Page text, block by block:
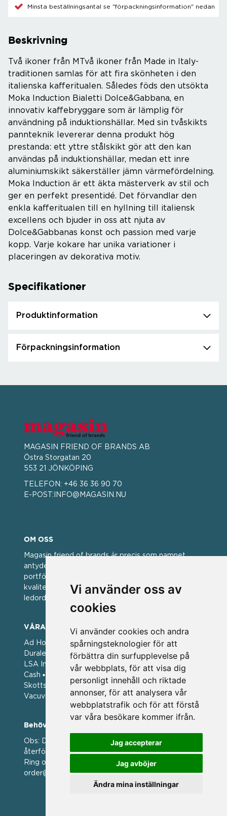
Vi använder oss av
cookies
Vi använder cookies och andra
spårningsteknologier för att
förbättra din surfupplevelse på
vår webbplats, för att visa dig
personligt innehåll och riktade
annonser, för att analysera vår
webbplatstrafik och för att förstå
var våra besökare kommer ifrån.
Jag accepterar
Jag avböjer
Ändra mina inställningar
Minsta beställningsantal se "förpackningsinformation" nedan
Beskrivning
Två ikoner från MTvå ikoner från Made in Italy-
traditionen samlas för att fira skönheten i den
italienska kafferitualen. Således föds den utsökta
Moka Induction Bialetti Dolce&Gabbana, en
innovativ kaffebryggare som är lämplig för
användning på induktionshällar. Med sin tvåskikts
pannteknik levererar denna produkt hög
prestanda: ett yttre stålskikt gör att den kan
användas på induktionshällar, medan ett inre
aluminiumskikt säkerställer jämn värmefördelning.
Moka Induction är ett äkta mästerverk av stil och
ger en perfekt presentidé. Det förvandlar den
enkla kafferitualen till en hyllning till italiensk
excellens och bjuder in oss att njuta av
Dolce&Gabbanas konst och passion med varje
kopp. Varje kokare har unika variationer i
placeringen av dekorativa motiv.
Specifikationer
Produktinformation
Förpackningsinformation
MAGASIN FRIEND OF BRANDS AB
Östra Storgatan 20
553 21 JÖNKÖPING
TELEFON: +46 36 36 90 70
E-POST: INFO@MAGASIN.NU
OM OSS
Magasin friend of brands är precis som namnet
antyder; en vän av varumärken. Vi har idag en stor
portfölj med välkända varumärken med hög
kvalitet. För oss har kvalitet alltid varit ett av
ledorden och som styrt vår verksamhet.
VÅRA VARUMÄRKEN
Ad Hoc ▪ Bialetti ▪ Cole & Mason ▪ Caps Me ▪
Duralex ▪ Forged ▪ G3 Ferrari ▪ Ken Hom ▪ Kilner ▪
LSA International ▪ Laguiole Style de Vie ▪ Mason
Cash ▪ Pintinox ▪ Plate-it ▪ Price and Kengsington ▪
Skottsberg ▪ Scandinavian Home ▪ Style de Vie ▪
Vacuvin ▪ Viners ▪ Zack ▪ Zyliss
Behöver du hjälp att beställa?
Obs: Detta är en webshop enbart för våra
återförsäljare.
Ring oss på 036 369070 eller mejla till oss på
order@magasin.nu